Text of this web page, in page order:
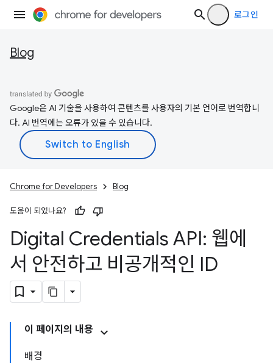
로그인
Blog
Google은 AI 기술을 사용하여 콘텐츠를 사용자의 기본 언어로 번역합니
다. AI 번역에는 오류가 있을 수 있습니다.
Chrome for Developers Blog
도움이 되었나요?
Digital Credentials API: 웹에
서 안전하고 비공개적인 ID
이 페이지의 내용
배경